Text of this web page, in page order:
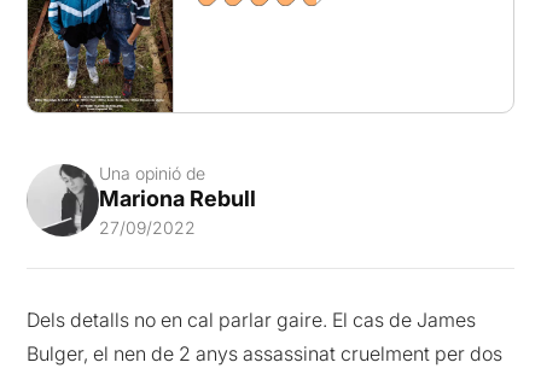
Una opinió de
Mariona Rebull
27/09/2022
Dels detalls no en cal parlar gaire. El cas de James
Bulger, el nen de 2 anys assassinat cruelment per dos